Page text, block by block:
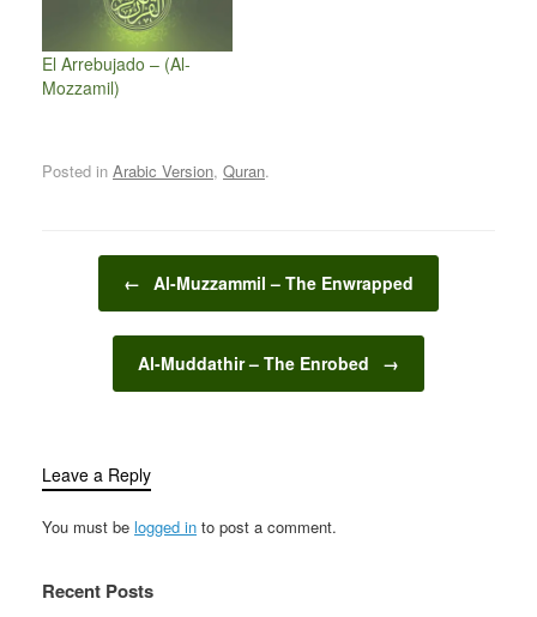
El Arrebujado – (Al-
Mozzamil)
Posted in Arabic Version, Quran.
Post navigation
← Al-Muzzammil – The Enwrapped
Al-Muddathir – The Enrobed →
Leave a Reply
You must be logged in to post a comment.
Recent Posts